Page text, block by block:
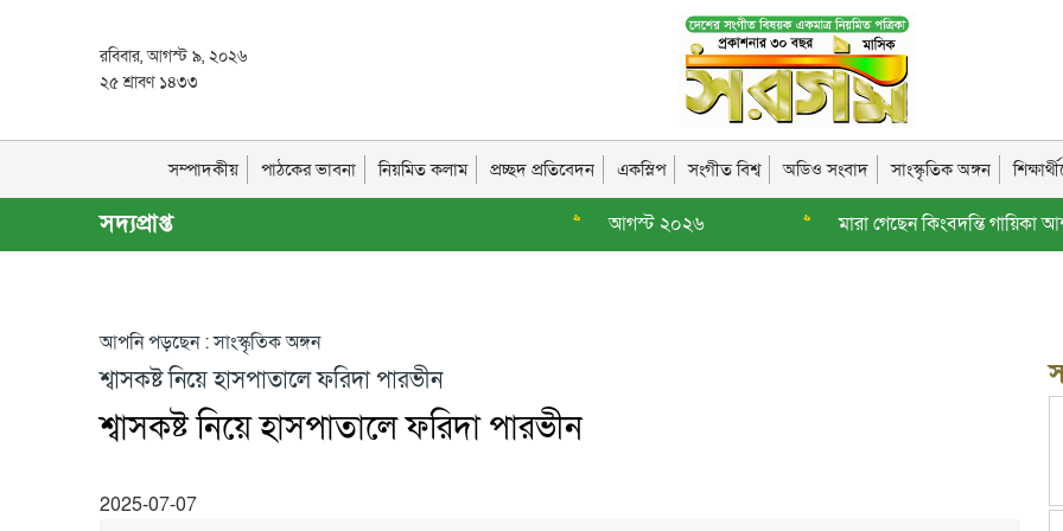
রবিবার, আগস্ট ৯, ২০২৬
২৫ শ্রাবণ ১৪৩৩
সম্পাদকীয় পাঠকের ভাবনা নিয়মিত কলাম প্রচ্ছদ প্রতিবেদন একস্লিপ সংগীত বিশ্ব অডিও সংবাদ সাংস্কৃতিক অঙ্গন
সদ্যপ্রাপ্ত আগস্ট ২০২৬ মারা গেছেন কিংবদন্তি গায়িকা আশা
আপনি পড়ছেন : সাংস্কৃতিক অঙ্গন
শ্বাসকষ্ট নিয়ে হাসপাতালে ফরিদা পারভীন
শ্বাসকষ্ট নিয়ে হাসপাতালে ফরিদা পারভীন
2025-07-07